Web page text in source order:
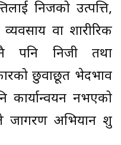
निजको उत्पत्ति,
वा शारीरिक
पनि निजी तथा
छुवाछूत भेदभाव
कार्यान्वयन नभएको
जागरण अभियान शुरु